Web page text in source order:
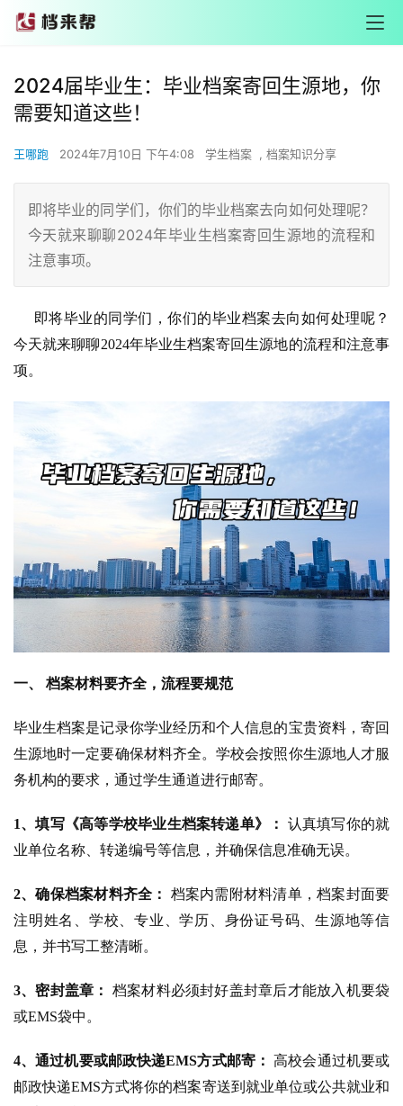
2024届毕业生：毕业档案寄回生源地，你
需要知道这些！
王哪跑 2024年7月10日 下午4:08 学生档案 , 档案知识分享
即将毕业的同学们，你们的毕业档案去向如何处理呢？
今天就来聊聊2024年毕业生档案寄回生源地的流程和
注意事项。
即将毕业的同学们，你们的毕业档案去向如何处理呢？
今天就来聊聊2024年毕业生档案寄回生源地的流程和注意事
项。
一、 档案材料要齐全，流程要规范
毕业生档案是记录你学业经历和个人信息的宝贵资料，寄回
生源地时一定要确保材料齐全。学校会按照你生源地人才服
务机构的要求，通过学生通道进行邮寄。
1、填写《高等学校毕业生档案转递单》：
认真填写你的就
业单位名称、转递编号等信息，并确保信息准确无误。
2、确保档案材料齐全：
档案内需附材料清单，档案封面要
注明姓名、学校、专业、学历、身份证号码、生源地等信
息，并书写工整清晰。
3、密封盖章：
档案材料必须封好盖封章后才能放入机要袋
或EMS袋中。
4、通过机要或邮政快递EMS方式邮寄： 高校会通过机要或
邮政快递EMS方式将你的档案寄送到就业单位或公共就业和